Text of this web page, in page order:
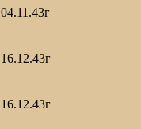
04.11.43г
16.12.43г
16.12.43г